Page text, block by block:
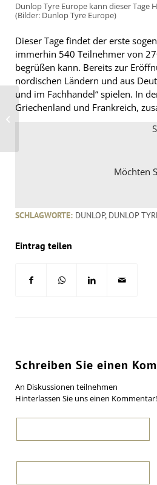
Dunlop Tyre Europe kann dieser
(Bilder: Dunlop Tyre Europe)
Dieser Tage findet der erste
immerhin 540 Teilnehmer von
begrüßen kann. Bereits zur
nordischen Ländern und aus
und im Fachhandel“ spielen. In
Griechenland und Frankreich,
Möchten
SCHLAGWORTE: DUNLOP, DUNLOP
Eintrag teilen
Schreiben Sie einen
An Diskussionen teilnehmen
Hinterlassen Sie uns einen Kommentar!
ATU verkauft Estato-
Recyclingwerk an